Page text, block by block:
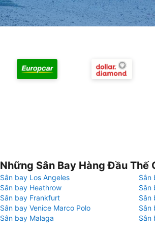
Những Sân Bay Hàng Đầu Thế
Sân bay Los Angeles
Sân
Sân bay Heathrow
Sân
Sân bay Frankfurt
Sân
Sân bay Venice Marco Polo
Sân
Sân bay Malaga
Sân